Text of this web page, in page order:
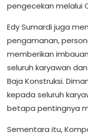
pengecekan melalui
Edy Sumardi juga
pengamanan,
memberikan
seluruh karyawan
Baja Konstruksi.
kepada seluruh
betapa pentingnya
Sementara itu,